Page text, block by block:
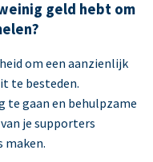
geld hebt om
om een aanzienlijk
te besteden.
te gaan en behulpzame
je supporters
maken.